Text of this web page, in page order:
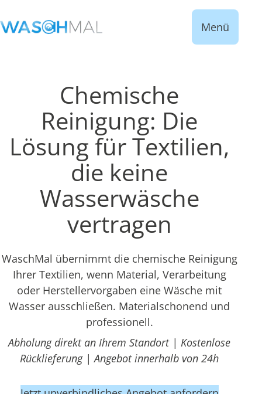
Menü
Chemische
Reinigung: Die
Lösung für Textilien,
die keine
Wasserwäsche
vertragen
WaschMal übernimmt die chemische Reinigung
Ihrer Textilien, wenn Material, Verarbeitung
oder Herstellervorgaben eine Wäsche mit
Wasser ausschließen. Materialschonend und
professionell.
Abholung direkt an Ihrem Standort | Kostenlose
Rücklieferung | Angebot innerhalb von 24h